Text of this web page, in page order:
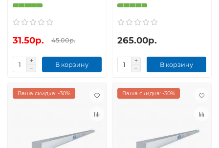
31.50р. 45.00р.
В корзину
265.00р.
В корзину
Ваша скидка: -30% Ваша скидка: -30%